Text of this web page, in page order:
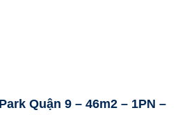
Quận 9 – 46m2 – 1PN –